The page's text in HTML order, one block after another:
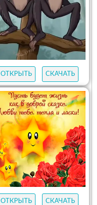
ОТКРЫТЬ СКАЧАТЬ
ОТКРЫТЬ СКАЧАТЬ